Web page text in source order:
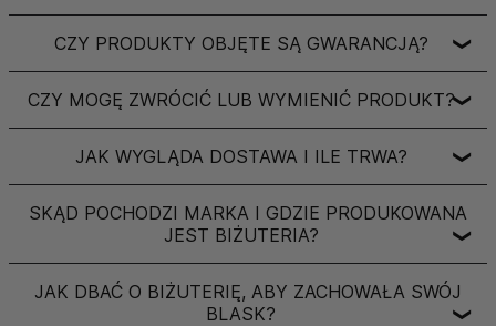
CZY PRODUKTY OBJĘTE SĄ GWARANCJĄ? ❯
CZY MOGĘ ZWRÓCIĆ LUB WYMIENIĆ PRODUKT?❯
JAK WYGLĄDA DOSTAWA I ILE TRWA? ❯
SKĄD POCHODZI MARKA I GDZIE PRODUKOWANA
JEST BIŻUTERIA?
❯
JAK DBAĆ O BIŻUTERIĘ, ABY ZACHOWAŁA SWÓJ
BLASK?
❯